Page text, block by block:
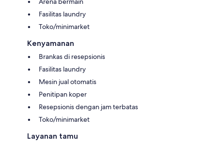
Fasilitas laundry
Toko/minimarket
Kenyamanan
Brankas di resepsionis
Fasilitas laundry
Mesin jual otomatis
Penitipan koper
Resepsionis dengan jam terbatas
Toko/minimarket
Layanan tamu